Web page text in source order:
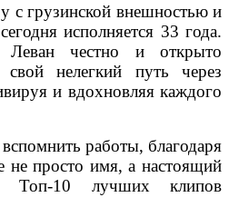
с грузинской внешностью и
исполняется 33 года.
Леван честно и открыто
нелегкий путь через
и вдохновляя каждого
работы, благодаря
не просто имя, а настоящий
Топ-10 лучших клипов